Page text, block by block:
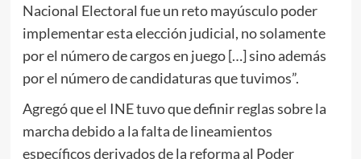
Nacional Electoral fue un reto mayúsculo poder
implementar esta elección judicial, no solamente
por el número de cargos en juego […] sino además
por el número de candidaturas que tuvimos”.
Agregó que el INE tuvo que definir reglas sobre la
marcha debido a la falta de lineamientos
específicos derivados de la reforma al Poder